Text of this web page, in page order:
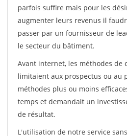
parfois suffire mais pour les
augmenter leurs revenus il
passer par un fournisseur de
le secteur du bâtiment.
Avant internet, les méthodes de
limitaient aux prospectus ou au
méthodes plus ou moins
temps et demandait un
de résultat.
L'utilisation de notre service